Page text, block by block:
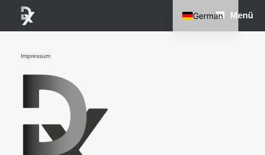
springen
Menü
Impressum
German